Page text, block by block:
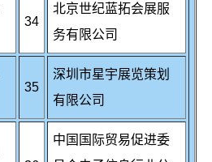
34
北京世纪蓝拓会展服
务有限公司
35
深圳市星宇展览策划
有限公司
中国国际贸易促进委